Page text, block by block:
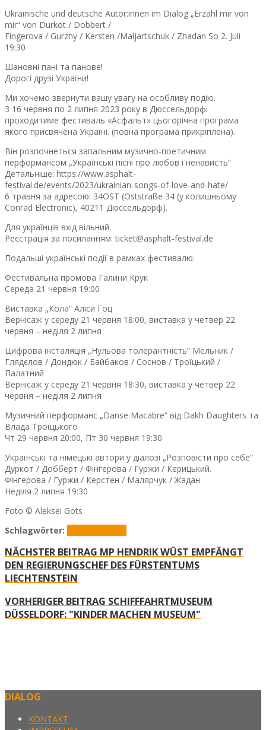
Ukrainische und deutsche Autor:innen im Dialog „Erzähl mir von
mir“ von Durkot / Dobbert /
Fingerova / Gurzhy / Kersten /Maljartschuk / Zhadan So 2. Juli
19:30
Шановні пані та панове!
Дорогі друзі України!
Ми хочемо звернути вашу увагу на особливу подію.
З 16 червня по 2 липня 2023 року в Дюссельдорфі
проходитиме фестиваль «Асфальт» цьогорічна програма
якого присвячена Україні. (повна програма прикріплена).
Він розпочнеться запальним музично-поетичним
перформансом „Українські пісні про любов і ненависть“
Детальніше: https://www.asphalt-
festival.de/events/2023/ukrainian-songs-of-love-and-hate/
6 травня за адресою: 34OST (Oststraße 34 (у колишньому
Conrad Electronic), 40211 Дюссельдорф).
Для українців вхід вільний.
Реєстрація за посиланням: ticket@asphalt-festival.de
Подальші українські події в рамках фестивалю:
Фестивальна промова Галини Крук
Середа 21 червня 19:00
Виставка „Кола“ Аліси Гоц
Вернісаж у середу 21 червня 18:00, виставка у четвер 22
червня – неділя 2 липня
Цифрова інсталяція „Нульова толерантність“ Мельник /
Глядєлов / Дондюк / Байбаков / Соснов / Троїцький /
Палатний
Вернісаж у середу 21 червня 18:30, виставка у четвер 22
червня – неділя 2 липня
Музичний перформанс „Danse Macabre“ від Dakh Daughters та
Влада Троїцького
Чт 29 червня 20:00, Пт 30 червня 19:30
Українські та німецькі автори у діалозі „Розповісти про себе“
Дуркот / Добберт / Фінгерова / Гуржи / Керицький.
Фінгерова / Гуржи / Керстен / Малярчук / Жадан
Неділя 2 липня 19:30
Foto © Aleksei Gots
Schlagwörter:
NÄCHSTER BEITRAG MP HENDRIK WÜST EMPFÄNGT
DEN REGIERUNGSCHEF DES FÜRSTENTUMS
LIECHTENSTEIN
VORHERIGER BEITRAG SCHIFFFAHRTMUSEUM
DÜSSELDORF: "KINDER MACHEN MUSEUM"
DIALOG
KONTAKT